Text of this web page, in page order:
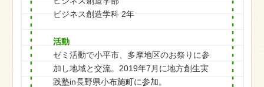
ビジネス創造学科 2年
活動
ゼミ活動で小平市、多摩地区のお祭りに参
加し地域と交流。2019年7月に地方創生実
践塾in長野県小布施町に参加。